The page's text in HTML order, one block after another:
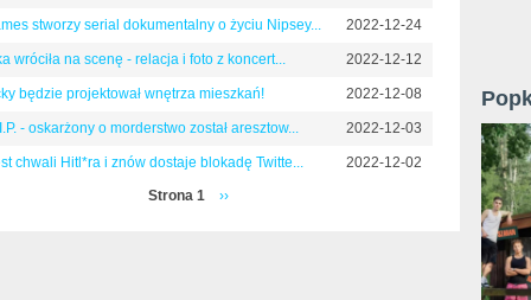
stworzy serial dokumentalny o życiu Nipsey... 2022-12-24
wróciła na scenę - relacja i foto z koncert... 2022-12-12
będzie projektował wnętrza mieszkań! 2022-12-08
- oskarżony o morderstwo został aresztow... 2022-12-03
chwali Hitl*ra i znów dostaje blokadę Twitte...
2022-12-02
Strona 1
››